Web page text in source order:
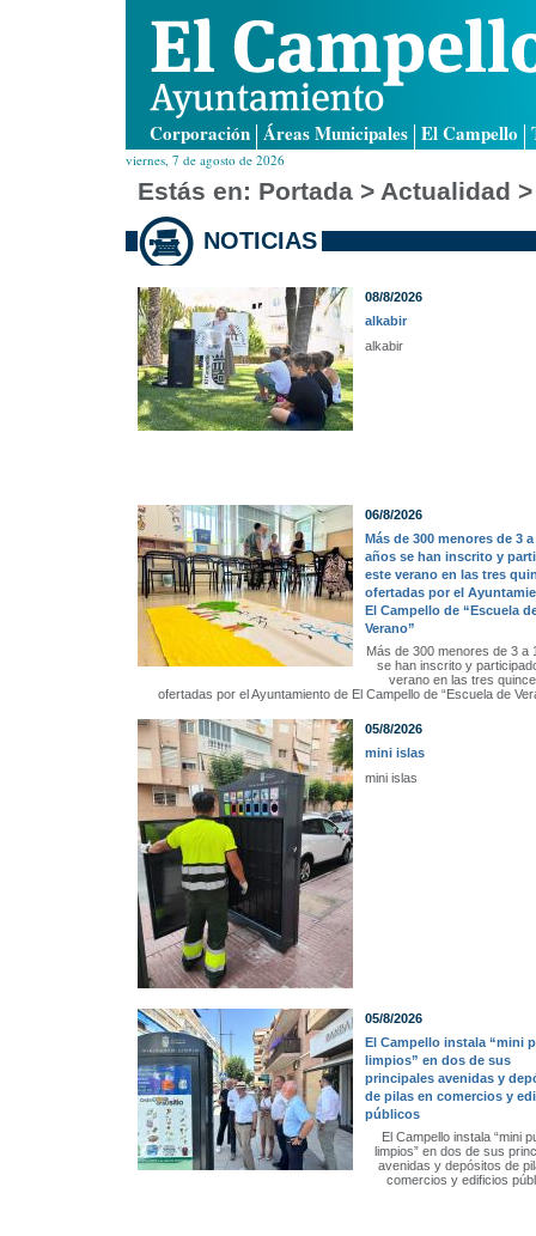
Corporación Áreas Municipales El Campello
viernes, 7 de agosto de 2026
Estás en: Portada > Actualidad
NOTICIAS
08/8/2026
alkabir
alkabir
06/8/2026
Más de 300 menores de 3 a
años se han inscrito y
este verano en las tres
ofertadas por el
El Campello de “Escuela
Verano”
Más de 300 menores de 3 a
se han inscrito y
verano en las tres
ofertadas por el Ayuntamiento de El Campello de “Escuela de
05/8/2026
mini islas
mini islas
05/8/2026
El Campello instala “mini
limpios” en dos de sus
principales avenidas y
de pilas en comercios y
públicos
El Campello instala “mini
limpios” en dos de sus
avenidas y depósitos de
comercios y edificios